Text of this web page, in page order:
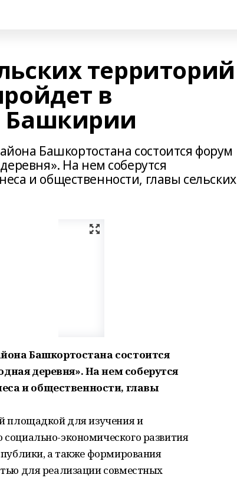
территорий
в
Башкирии
Башкортостана состоится форум
На нем соберутся
и общественности, главы сельских
Башкортостана состоится
деревня». На нем соберутся
и общественности, главы
площадкой для изучения и
экономического развития
а также формирования
для реализации совместных